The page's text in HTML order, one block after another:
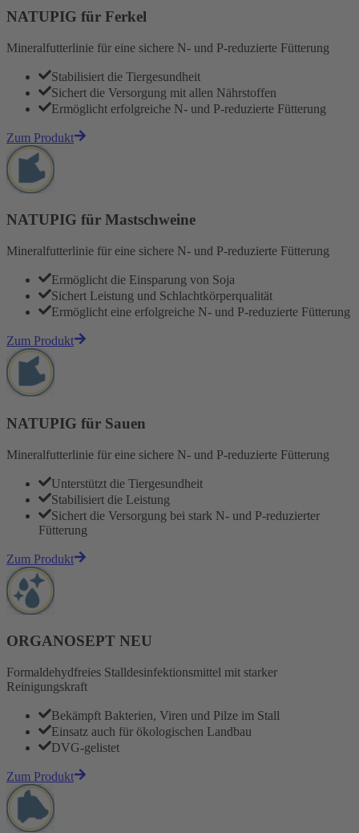
NATUPIG für Ferkel
Mineralfutterlinie für eine sichere N- und P-reduzierte Fütterung
Stabilisiert die Tiergesundheit
Sichert die Versorgung mit allen Nährstoffen
Ermöglicht erfolgreiche N- und P-reduzierte Fütterung
Zum Produkt
NATUPIG für Mastschweine
Mineralfutterlinie für eine sichere N- und P-reduzierte Fütterung
Ermöglicht die Einsparung von Soja
Sichert Leistung und Schlachtkörperqualität
Ermöglicht eine erfolgreiche N- und P-reduzierte Fütterung
Zum Produkt
NATUPIG für Sauen
Mineralfutterlinie für eine sichere N- und P-reduzierte Fütterung
Unterstützt die Tiergesundheit
Stabilisiert die Leistung
Sichert die Versorgung bei stark N- und P-reduzierter
Fütterung
Zum Produkt
ORGANOSEPT NEU
Formaldehydfreies Stalldesinfektionsmittel mit starker
Reinigungskraft
Bekämpft Bakterien, Viren und Pilze im Stall
Einsatz auch für ökologischen Landbau
DVG-gelistet
Zum Produkt